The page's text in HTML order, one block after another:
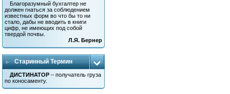
Благоразумный бухгалтер не
должен гнаться за соблюдением
известных форм во что бы то ни
стало, дабы не вводить в книги
цифр, не имеющих под собой
твердой почвы.
Л.Я. Бернер
Старинный Термин
ДИСТИНАТОР – получатель груза
по коносаменту.